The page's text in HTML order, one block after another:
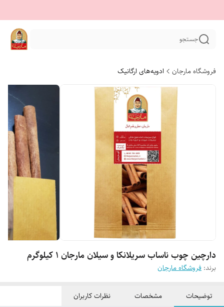
جستجو
فروشگاه مارجان ادویه‌های ارگانیک
دارچین چوب ناساب سریلانکا و سیلان مارجان 1 کیلوگرم
برند: فروشگاه مارجان
توضیحات مشخصات نظرات کاربران